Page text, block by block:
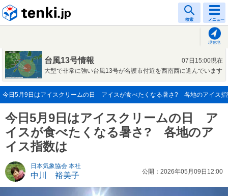
検索 メニュー
現在地
台風13号情報
07日15:00現在
大型で非常に強い台風13号が名護市付近を西南西に進んでいます
今日5月9日はアイスクリームの日 アイスが食べたくなる暑さ? 各地のアイス
今日5月9日はアイスクリームの日 ア
イスが食べたくなる暑さ? 各地のア
イス指数は
日本気象協会 本社
中川 裕美子 公開：2026年05月09日12:00